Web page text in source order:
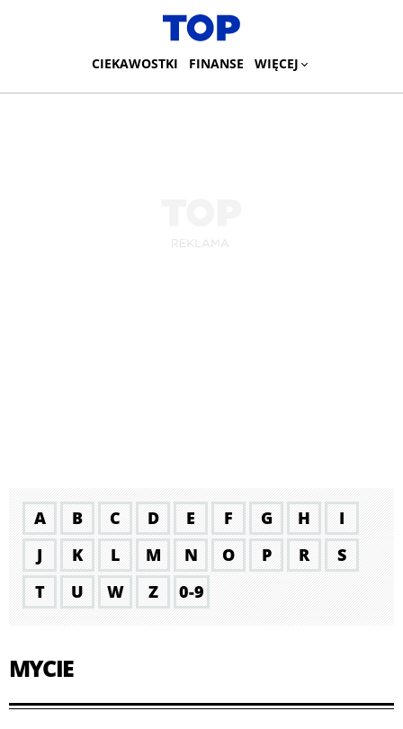
CIEKAWOSTKI FINANSE WIĘCEJ
A B C D E F G H
I
J
K L M N O P R
S
T
U W Z 0-9
MYCIE